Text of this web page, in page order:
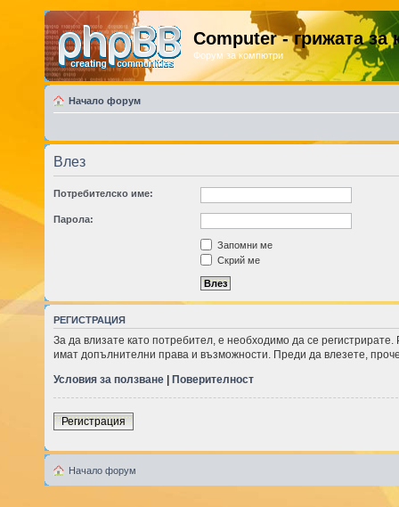
Computer - грижата
Форум за компютри
Начало форум
Влез
Потребителско име:
Парола:
Запомни ме
Скрий ме
РЕГИСТРАЦИЯ
За да влизате като потребител, е необходимо да се
имат допълнителни права и възможности. Преди да влезете,
Условия за ползване| Поверителност
Регистрация
Начало форум